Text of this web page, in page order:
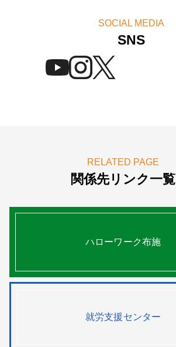
SOCIAL MEDIA
SNS
RELATED PAGE
関係先リンク一覧
ハローワーク布施
就労支援センター